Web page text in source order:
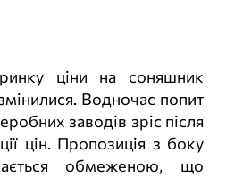
ціни на соняшник
Водночас попит
заводів зріс після
цін. Пропозиція з боку
обмеженою, що